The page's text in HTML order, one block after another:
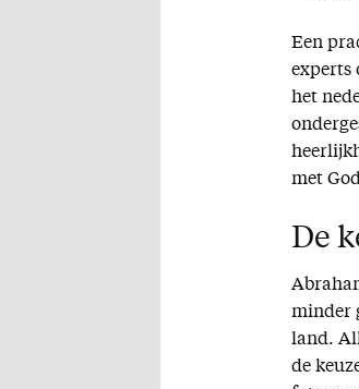
Een
experts
het
met
De
minder
land.
de